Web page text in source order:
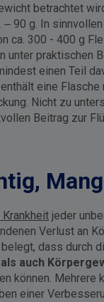
betrachtet
90 g. In
ca. 300 - 400 g
unter praktischen
einen Teil
eine Flasche
Nicht zu
Beitrag zur
jeder
Verlust an
dass durch
auch
können.
einer